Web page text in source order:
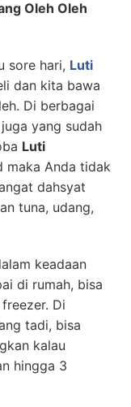
Oleh Oleh
sore hari, Luti
dan kita bawa
Di berbagai
yang sudah
Luti
maka Anda tidak
dahsyat
tuna, udang,
keadaan
di rumah, bisa
Di
tadi, bisa
kalau
hingga 3